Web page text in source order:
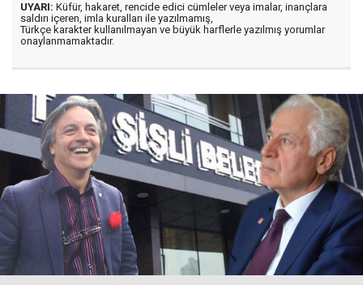
UYARI: Küfür, hakaret, rencide edici cümleler veya imalar, inançlara
saldırı içeren, imla kuralları ile yazılmamış,
Türkçe karakter kullanılmayan ve büyük harflerle yazılmış yorumlar
onaylanmamaktadır.